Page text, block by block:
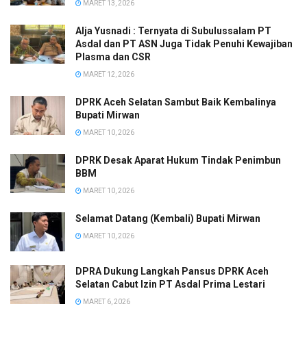
MARET 13, 2026
Alja Yusnadi : Ternyata di Subulussalam PT
Asdal dan PT ASN Juga Tidak Penuhi Kewajiban
Plasma dan CSR
MARET 12, 2026
DPRK Aceh Selatan Sambut Baik Kembalinya
Bupati Mirwan
MARET 10, 2026
DPRK Desak Aparat Hukum Tindak Penimbun
BBM
MARET 10, 2026
Selamat Datang (Kembali) Bupati Mirwan
MARET 10, 2026
DPRA Dukung Langkah Pansus DPRK Aceh
Selatan Cabut Izin PT Asdal Prima Lestari
MARET 6, 2026